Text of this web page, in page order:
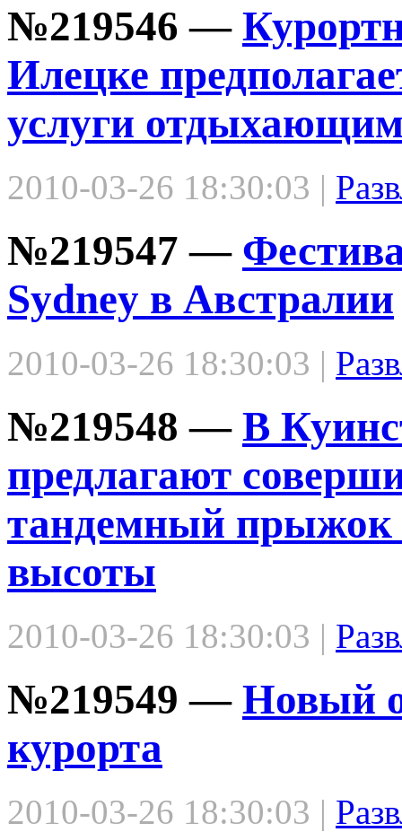
№219546 —
Илецке
услуги
2010-03-26 18:30:03 |
№219547 —
Sydney в Австралии
2010-03-26 18:30:03 |
№219548 — В
предлагают
тандемный прыжок
высоты
2010-03-26 18:30:03 |
№219549 — Новый
курорта
2010-03-26 18:30:03 |